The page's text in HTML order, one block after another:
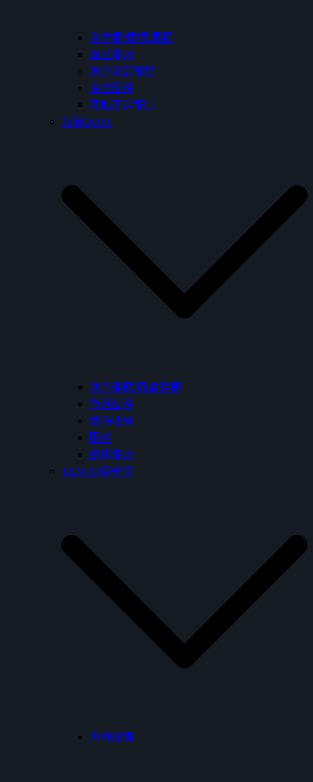
浴室櫃/鏡櫃/馬桶
面盆龍頭
淋浴浴缸龍頭
浴室配件
無鉛廚房龍頭
台灣BOSS
沐浴龍頭/面盆龍頭
衛浴配件
置物收納
配件
廚房龍頭
TENCO電光牌
馬桶設備